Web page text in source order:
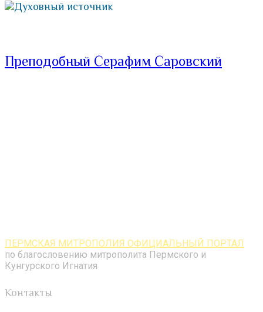
Духовный источник
Преподобный Серафим Саровский
ПЕРМСКАЯ МИТРОПОЛИЯ ОФИЦИАЛЬНЫЙ ПОРТАЛ
по благословению митрополита Пермского и
Кунгурского Игнатия
Контакты